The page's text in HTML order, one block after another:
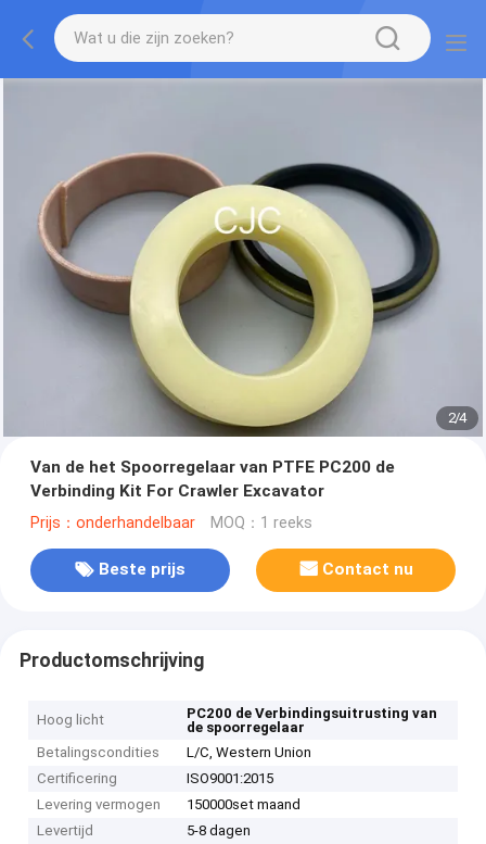
2/4
Van de het Spoorregelaar van PTFE PC200 de
Verbinding Kit For Crawler Excavator
Prijs：onderhandelbaar MOQ：1 reeks
Beste prijs Contact nu
Productomschrijving
Hoog licht
PC200 de Verbindingsuitrusting van
de spoorregelaar
Betalingscondities
L/C, Western Union
Certificering
ISO9001:2015
Levering vermogen
150000set maand
Levertijd
5-8 dagen